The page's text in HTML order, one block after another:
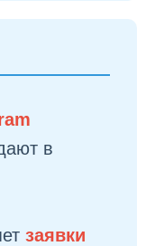
в
заявки